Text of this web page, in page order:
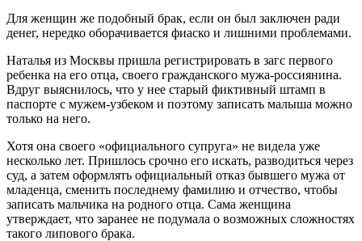
Для женщин же подобный брак, если он был заключен ради
денег, нередко оборачивается фиаско и лишними проблемами.
Наталья из Москвы пришла регистрировать в загс первого
ребенка на его отца, своего гражданского мужа-россиянина.
Вдруг выяснилось, что у нее старый фиктивный штамп в
паспорте с мужем-узбеком и поэтому записать малыша можно
только на него.
Хотя она своего «официального супруга» не видела уже
несколько лет. Пришлось срочно его искать, разводиться через
суд, а затем оформлять официальный отказ бывшего мужа от
младенца, сменить последнему фамилию и отчество, чтобы
записать мальчика на родного отца. Сама женщина
утверждает, что заранее не подумала о возможных сложностях
такого липового брака.